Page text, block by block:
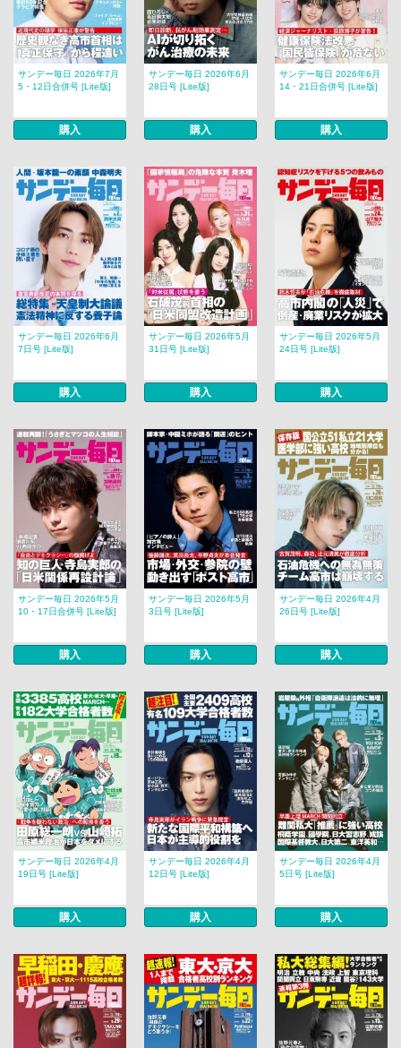
サンデー毎日 2026年7月
5・12日合併号 [Lite版]
購入
サンデー毎日 2026年6月
28日号 [Lite版]
購入
サンデー毎日 2026年6月
14・21日合併号 [Lite版]
購入
サンデー毎日 2026年6月
7日号 [Lite版]
購入
サンデー毎日 2026年5月
31日号 [Lite版]
購入
サンデー毎日 2026年5月
24日号 [Lite版]
購入
サンデー毎日 2026年5月
10・17日合併号 [Lite版]
購入
サンデー毎日 2026年5月
3日号 [Lite版]
購入
サンデー毎日 2026年4月
26日号 [Lite版]
購入
サンデー毎日 2026年4月
19日号 [Lite版]
購入
サンデー毎日 2026年4月
12日号 [Lite版]
購入
サンデー毎日 2026年4月
5日号 [Lite版]
購入